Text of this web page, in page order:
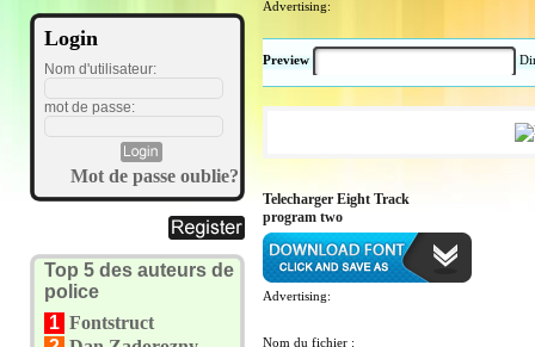
Login
Nom d'utilisateur:
mot de passe:
Mot de passe oublie?
Top 5 des auteurs de
police
1 Fontstruct
Advertising:
Preview
Telecharger Eight Track
program two
Advertising:
Nom du fichier :